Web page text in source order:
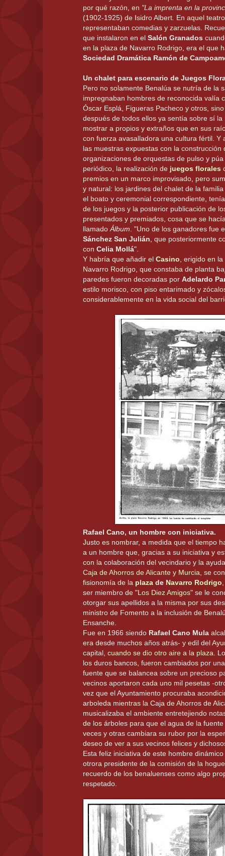
por qué razón, en "La imprenta en la
(1902-1925) de Isidro Albert En aquel
representaban comedias y zarzuelas.
que instalaron en el Salón Granados
en la plaza de Navarro Rodrigo, era el que
Sociedad Dramática Ramón de
Un chalet para escenario de Juegos
Pero no solamente Benalúa se nutría de la
impregnaban hombres de reconocida valía
Óscar Esplá, Figueras Pacheco y otros,
después de todos ellos ya sentía sobre sí la
mostrar a propios y extraños que en sus
con fuerza avasalladora una cultura fértil. Y
las muestras expuestas con la construcción
organizaciones de orquestas de pulso y
periódico, la realización de juegos florales
premios en un marco improvisado, pero
y natural: los jardines del chalet de la
el boato y ceremonial correspondiente,
de los juegos y la posterior publicación de
presentados y premiados, cosa que se
llamado Álbum . "Uno de los ganadores fue
Sánchez San Julián , que posteriormente
con Celia Mollá".
Y habría que añadir el Casino , erigido en
Navarro Rodrigo, que constaba de planta
paredes fueron decoradas por Adelardo
estilo morisco, con piso entarimado y
considerablemente en la vida social del
Rafael Cano, un hombre con iniciativa.
Justo es nombrar, a medida que el tiempo
a un hombre que, gracias a su iniciativa y
con la colaboración del vecindario y la
Caja de Ahorros de Alicante y Murcia , se
fisionomía de la plaza de Navarro Rodrigo
ser miembro de "Los Diez Amigos" se le
otorgar sus apellidos a la misma por sus
ministro de Fomento a la inclusión de
Ensanche.
Fue en 1966 siendo Rafael Cano Mula
era desde muchos años atrás- y edil del
capital, cuando se dio otro aire a la plaza .
los duros bancos, fueron cambiados por
fuente que se balancea sobre un precioso
vecinos aportaron cada uno mil pesetas -
vez que el Ayuntamiento procuraba
arboleda mientras la Caja de Ahorros de
musicalizaba el ambiente entretejiendo
de los árboles para que el agua de la
veces y otras cambiara su rubor por la
deseo de ver a sus vecinos felices y
Esta feliz iniciativa de este hombre
otrora presidente de la comisión de la
recuerdo de los benaluenses como algo
respetado.